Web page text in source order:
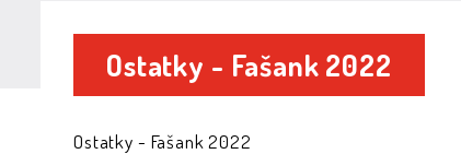
Ostatky - Fašank 2022
Ostatky - Fašank 2022